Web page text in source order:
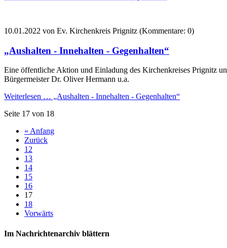
10.01.2022 von Ev. Kirchenkreis Prignitz (Kommentare: 0)
„Aushalten - Innehalten - Gegenhalten“
Eine öffentliche Aktion und Einladung des Kirchenkreises Prignitz
Bürgermeister Dr. Oliver Hermann u.a.
Weiterlesen … „Aushalten - Innehalten - Gegenhalten“
Seite 17 von 18
« Anfang
Zurück
12
13
14
15
16
17
18
Vorwärts
Im Nachrichtenarchiv blättern